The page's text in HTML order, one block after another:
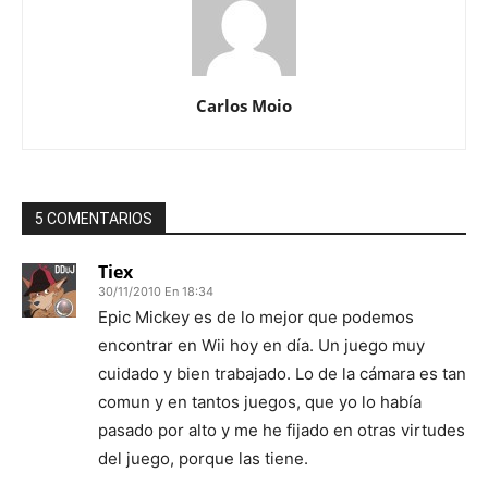
Carlos Moio
5 COMENTARIOS
Tiex
30/11/2010 En 18:34
Epic Mickey es de lo mejor que podemos
encontrar en Wii hoy en día. Un juego muy
cuidado y bien trabajado. Lo de la cámara es tan
comun y en tantos juegos, que yo lo había
pasado por alto y me he fijado en otras virtudes
del juego, porque las tiene.